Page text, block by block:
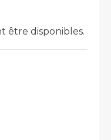
être disponibles.